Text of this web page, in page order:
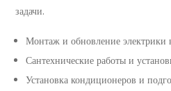
задачи.
Монтаж и обновление электрики
Сантехнические работы и
Установка кондиционеров и